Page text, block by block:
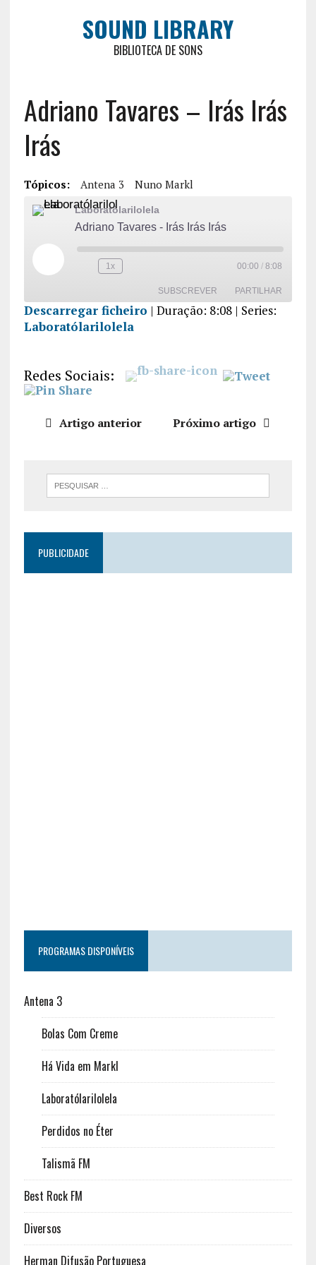
SOUND LIBRARY
BIBLIOTECA DE SONS
Adriano Tavares – Irás Irás
Irás
Tópicos: Antena 3 Nuno Markl
Laboratólarilolela
Adriano Tavares - Irás Irás Irás
1x 00:00 / 8:08
SUBSCREVER PARTILHAR
PARTILHA
INCORPO
RAR
Descarregar ficheiro | Duração: 8:08| Series:
Laboratólarilolela
Redes Sociais:
Artigo anterior Próximo artigo
PUBLICIDADE
PROGRAMAS DISPONÍVEIS
Antena 3
Bolas Com Creme
Há Vida em Markl
Laboratólarilolela
Perdidos no Éter
Talismã FM
Best Rock FM
Diversos
Herman Difusão Portuguesa